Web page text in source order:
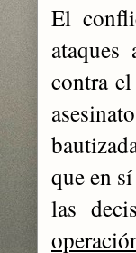
El
contra
que en
las